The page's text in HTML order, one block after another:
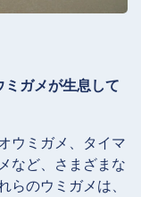
ガメが生息して
ウミガメ、タイマ
など、さまざまな
らのウミガメは、